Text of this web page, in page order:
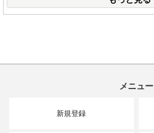
メニュー
新規登録